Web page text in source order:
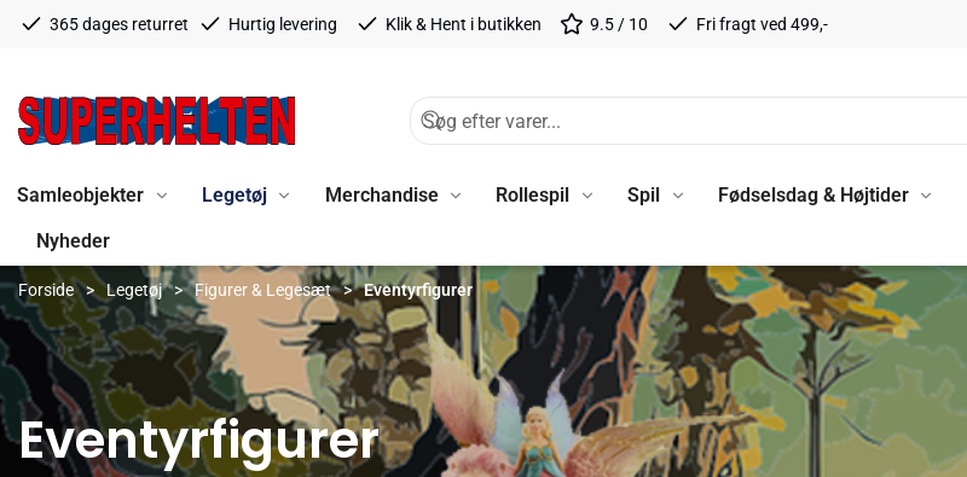
365 dages returret Hurtig levering Klik & Hent i butikken 9.5 / 10 Fri fragt ved 499,-
Samleobjekter Legetøj Merchandise Rollespil Spil Fødselsdag & Højtider
Nyheder
Forside Legetøj Figurer & Legesæt Eventyrfigurer
Eventyrfigurer